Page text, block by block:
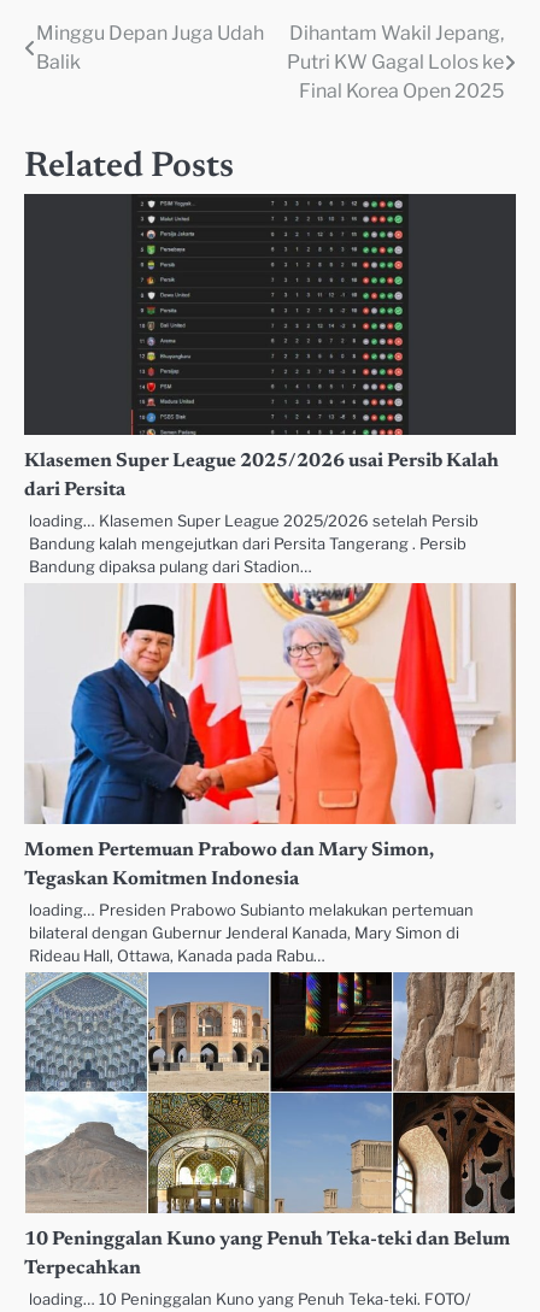
Navigasi
Minggu Depan Juga Udah
Balik
Dihantam Wakil Jepang,
Putri KW Gagal Lolos ke
Final Korea Open 2025
Related Posts
Klasemen Super League 2025/2026 usai Persib Kalah
dari Persita
loading… Klasemen Super League 2025/2026 setelah Persib
Bandung kalah mengejutkan dari Persita Tangerang . Persib
Bandung dipaksa pulang dari Stadion…
Momen Pertemuan Prabowo dan Mary Simon,
Tegaskan Komitmen Indonesia
loading… Presiden Prabowo Subianto melakukan pertemuan
bilateral dengan Gubernur Jenderal Kanada, Mary Simon di
Rideau Hall, Ottawa, Kanada pada Rabu…
10 Peninggalan Kuno yang Penuh Teka-teki dan Belum
Terpecahkan
loading… 10 Peninggalan Kuno yang Penuh Teka-teki. FOTO/